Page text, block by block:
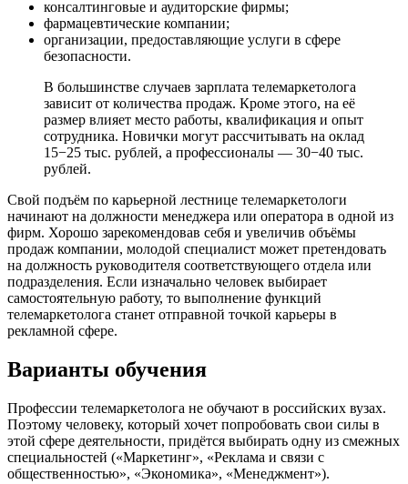
консалтинговые и аудиторские фирмы;
фармацевтические компании;
организации, предоставляющие услуги в сфере
безопасности.
В большинстве случаев зарплата телемаркетолога
зависит от количества продаж. Кроме этого, на её
размер влияет место работы, квалификация и опыт
сотрудника. Новички могут рассчитывать на оклад
15−25 тыс. рублей, а профессионалы — 30−40 тыс.
рублей.
Свой подъём по карьерной лестнице телемаркетологи
начинают на должности менеджера или оператора в одной из
фирм. Хорошо зарекомендовав себя и увеличив объёмы
продаж компании, молодой специалист может претендовать
на должность руководителя соответствующего отдела или
подразделения. Если изначально человек выбирает
самостоятельную работу, то выполнение функций
телемаркетолога станет отправной точкой карьеры в
рекламной сфере.
Варианты обучения
Профессии телемаркетолога не обучают в российских вузах.
Поэтому человеку, который хочет попробовать свои силы в
этой сфере деятельности, придётся выбирать одну из смежных
специальностей («Маркетинг», «Реклама и связи с
общественностью», «Экономика», «Менеджмент»).